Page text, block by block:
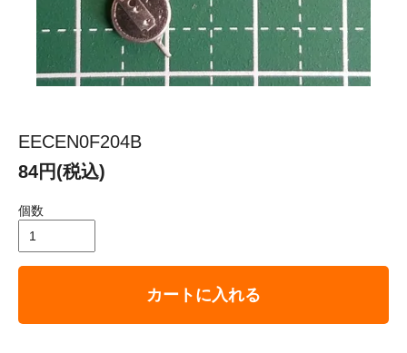
EECEN0F204B
84円(税込)
個数
カートに入れる